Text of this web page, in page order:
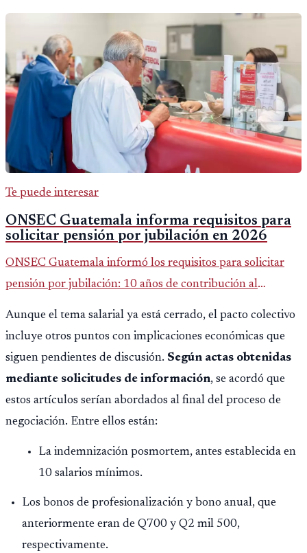
Te puede interesar
ONSEC Guatemala informa requisitos para
solicitar pensión por jubilación en 2026
ONSEC Guatemala informó los requisitos para solicitar
pensión por jubilación: 10 años de contribución al
Aunque el tema salarial ya está cerrado, el pacto colectivo
incluye otros puntos con implicaciones económicas que
siguen pendientes de discusión. Según actas obtenidas
mediante solicitudes de información, se acordó que
estos artículos serían abordados al final del proceso de
negociación. Entre ellos están:
La indemnización posmortem, antes establecida en
10 salarios mínimos.
Los bonos de profesionalización y bono anual, que
anteriormente eran de Q700 y Q2 mil 500,
respectivamente.